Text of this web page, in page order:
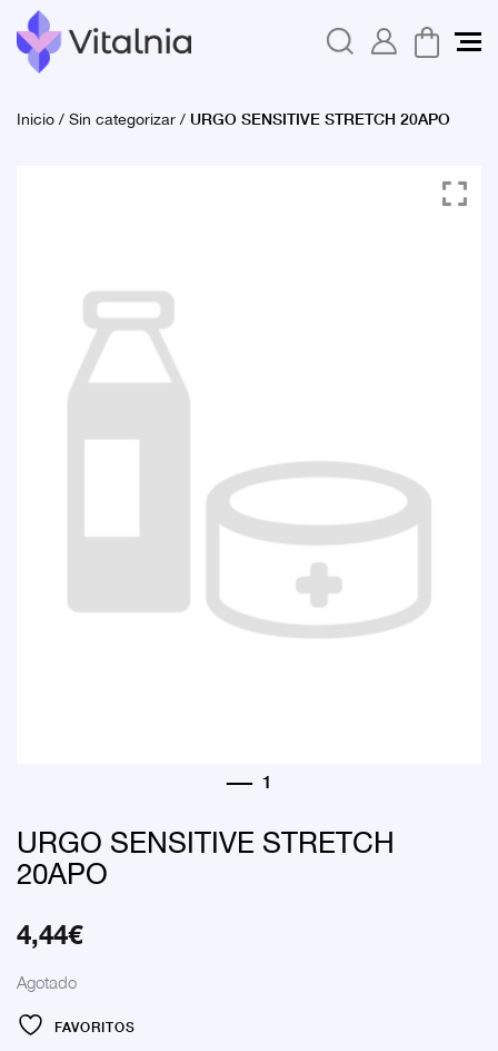
Inicio/Sin categorizar/ URGO SENSITIVE STRETCH 20APO
URGO SENSITIVE STRETCH
20APO
4,44€
Agotado
FAVORITOS